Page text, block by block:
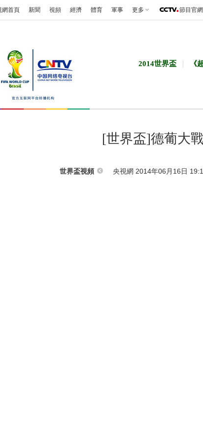
網首頁 新聞 視頻 經濟 體育 軍事 更多 節目官網
2014世界盃 《
[世界盃]德葡大
世界盃視頻 央視網 2014年06月16日